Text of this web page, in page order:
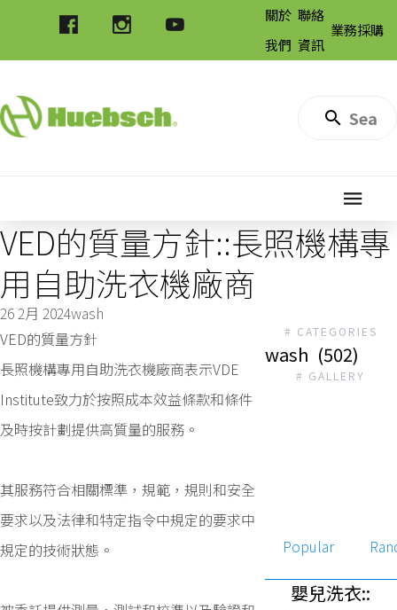
關於
我們
聯絡
資訊
業務採購
VED的質量方針::長照機構專
用自助洗衣機廠商
26 2月 2024wash
VED的質量方針
長照機構專用自助洗衣機廠商表示VDE
Institute致力於按照成本效益條款和條件
及時按計劃提供高質量的服務。
其服務符合相關標準，規範，規則和安全
要求以及法律和特定指令中規定的要求中
規定的技術狀態。
# CATEGORIES
wash (502)
# GALLERY
Popular
嬰兒洗衣::